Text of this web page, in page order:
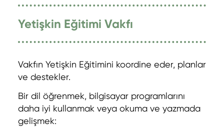
Yetişkin Eğitimi Vakfı
Vakfın Yetişkin Eğitimini koordine eder, planlar
ve destekler.
Bir dil öğrenmek, bilgisayar programlarını
daha iyi kullanmak veya okuma ve yazmada
gelişmek: